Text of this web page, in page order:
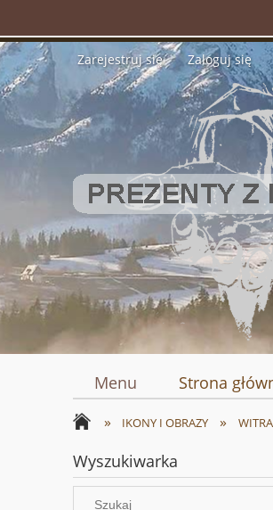
Zarejestruj się Zaloguj się
Menu Strona
» IKONY I OBRAZY »
Wyszukiwarka